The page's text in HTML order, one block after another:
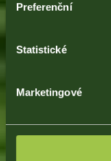
Preferenční
Statistické
Marketingové